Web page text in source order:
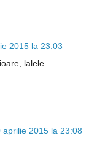
2015 la 23:03
lalele.
aprilie 2015 la 23:08